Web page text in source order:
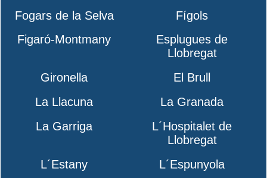
Fogars de la Selva
Fígols
Figaró-Montmany
Esplugues de
Llobregat
Gironella
El Brull
La Llacuna
La Granada
La Garriga
L´Hospitalet de
Llobregat
L´Estany
L´Espunyola